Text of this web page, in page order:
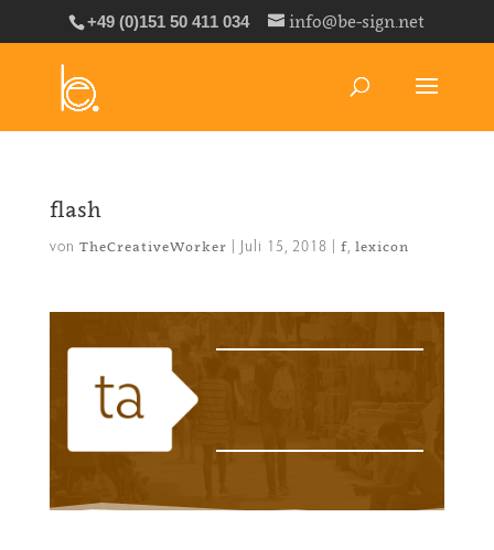
+49 (0)151 50 411 034 info@be-sign.net
flash
von TheCreativeWorker | Juli 15, 2018 | f, lexicon